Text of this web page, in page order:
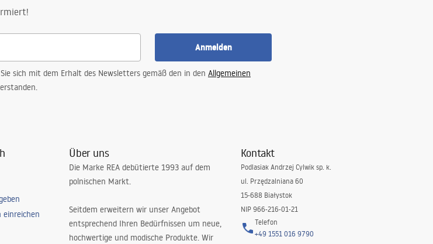
Anmelden
sich mit dem Erhalt des Newsletters gemäß den in den Allgemeinen
einreichen
Über uns
Die Marke REA debütierte 1993 auf dem
polnischen Markt.
Seitdem erweitern wir unser Angebot
entsprechend Ihren Bedürfnissen um neue,
hochwertige und modische Produkte. Wir
Kontakt
Podlasiak Andrzej Cylwik sp. k.
ul. Przędzalniana 60
15-688 Białystok
NIP 966-216-01-21
Telefon
+49 1551 016 9790